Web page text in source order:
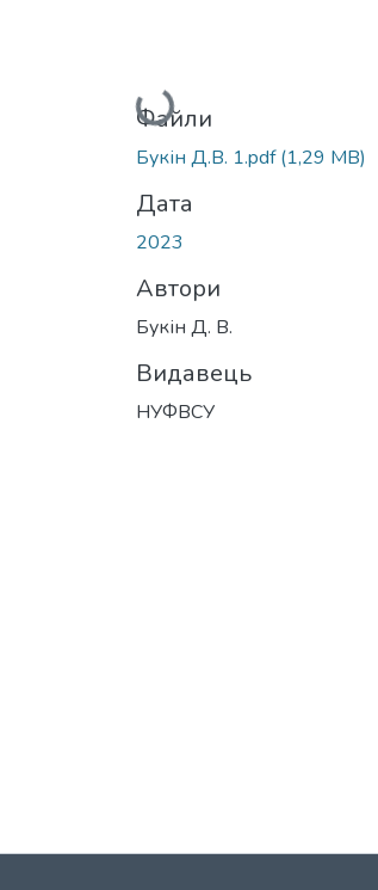
Вантажиться...
Файли
Букін Д.В. 1.pdf(1,29 MB)
Дата
2023
Автори
Букін Д. В.
Видавець
НУФВСУ